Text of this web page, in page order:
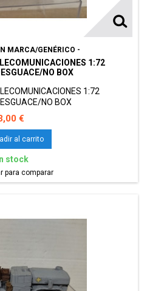
MARCA/GENÉRICO -
1:72
NO BOX
1:72
NO BOX
€
al carrito
stock
para comparar